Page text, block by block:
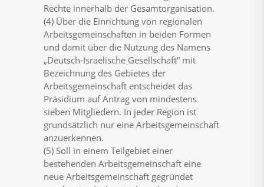
Rechte innerhalb der Gesamtorganisation.
(4) Über die Einrichtung von regionalen
Arbeitsgemeinschaften in beiden Formen
und damit über die Nutzung des Namens
„Deutsch-Israelische Gesellschaft“ mit
Bezeichnung des Gebietes der
Arbeitsgemeinschaft entscheidet das
Präsidium auf Antrag von mindestens
sieben Mitgliedern. In jeder Region ist
grundsätzlich nur eine Arbeitsgemeinschaft
anzuerkennen.
(5) Soll in einem Teilgebiet einer
bestehenden Arbeitsgemeinschaft eine
neue Arbeitsgemeinschaft gegründet